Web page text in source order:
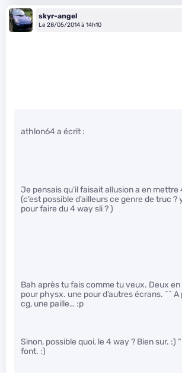
skyr-angel
Le 28/05/2014 à 14h10
athlon64 a écrit :
Je pensais qu’il faisait allusion a en mettre
(c’est possible d’ailleurs ce genre de truc ?
pour faire du 4 way sli ? )
Bah après tu fais comme tu veux. Deux en
pour physx. une pour d’autres écrans. ^^ A
cg, une paille… :p
Sinon, possible quoi, le 4 way ? Bien sur. :)
font. :)